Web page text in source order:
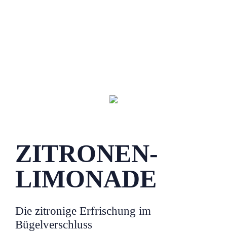
ZITRONEN-
LIMONADE
Die zitronige Erfrischung im
Bügelverschluss